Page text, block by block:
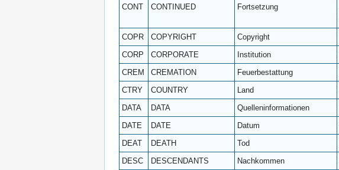
CONT CONTINUED Fortsetzung
COPR
COPYRIGHT Copyright
CORP
CORPORATE Institution
CREM
CREMATION Feuerbestattung
CTRY
COUNTRY Land
DATA
DATA Quelleninformationen
DATE
DATE Datum
DEAT
DEATH Tod
DESC
DESCENDANTS Nachkommen